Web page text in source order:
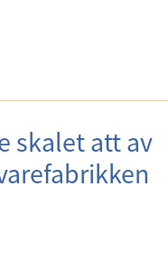
skalet att av